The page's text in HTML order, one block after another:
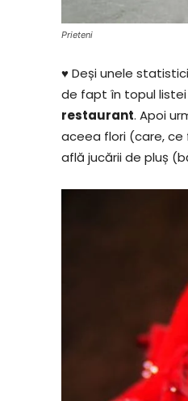
Prieteni
♥Deși unele
de fapt în topul
restaurant. Apoi
aceea flori (care, ce
află jucării de pluș